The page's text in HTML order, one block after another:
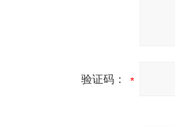
验证码：